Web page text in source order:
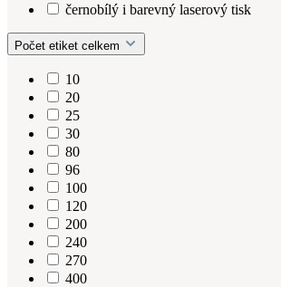
černobílý i barevný laserový tisk
Počet etiket celkem
10
20
25
30
80
96
100
120
200
240
270
400